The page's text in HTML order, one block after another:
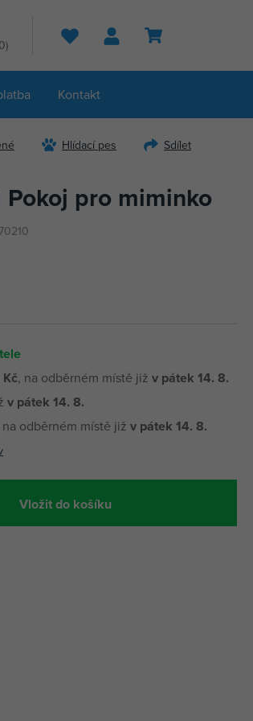
Hledat
Kontakt
Hlídací pes Sdílet
pro miminko
, na odběrném místě již v pátek 14. 8.
v pátek 14. 8.
na odběrném místě již v pátek 14. 8.
Vložit do košíku